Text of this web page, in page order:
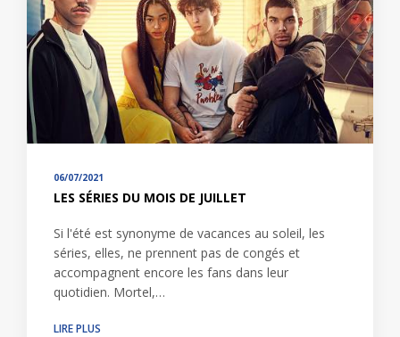
06/07/2021
LES SÉRIES DU MOIS DE JUILLET
Si l'été est synonyme de vacances au soleil, les
séries, elles, ne prennent pas de congés et
accompagnent encore les fans dans leur
quotidien. Mortel,…
LIRE PLUS